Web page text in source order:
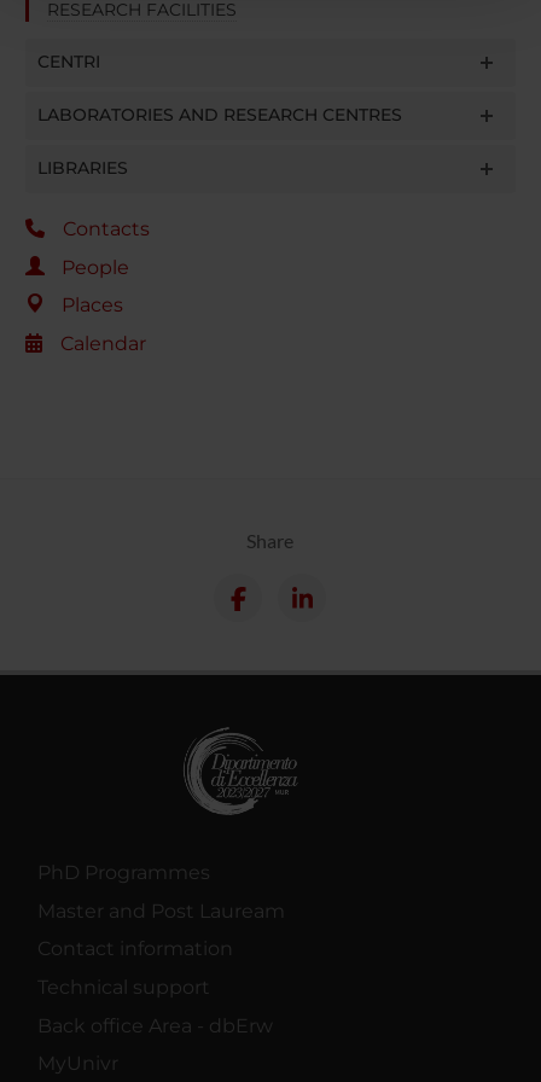
con altre informazioni che hai fornito loro o che hanno
raccolto dal tuo utilizzo dei loro servizi.
RESEARCH FACILITIES
CENTRI
LABORATORIES AND RESEARCH CENTRES
LIBRARIES
Contacts
People
Places
Calendar
Share
PhD Programmes
Master and Post Lauream
Contact information
Technical support
Back office Area - dbErw
MyUnivr